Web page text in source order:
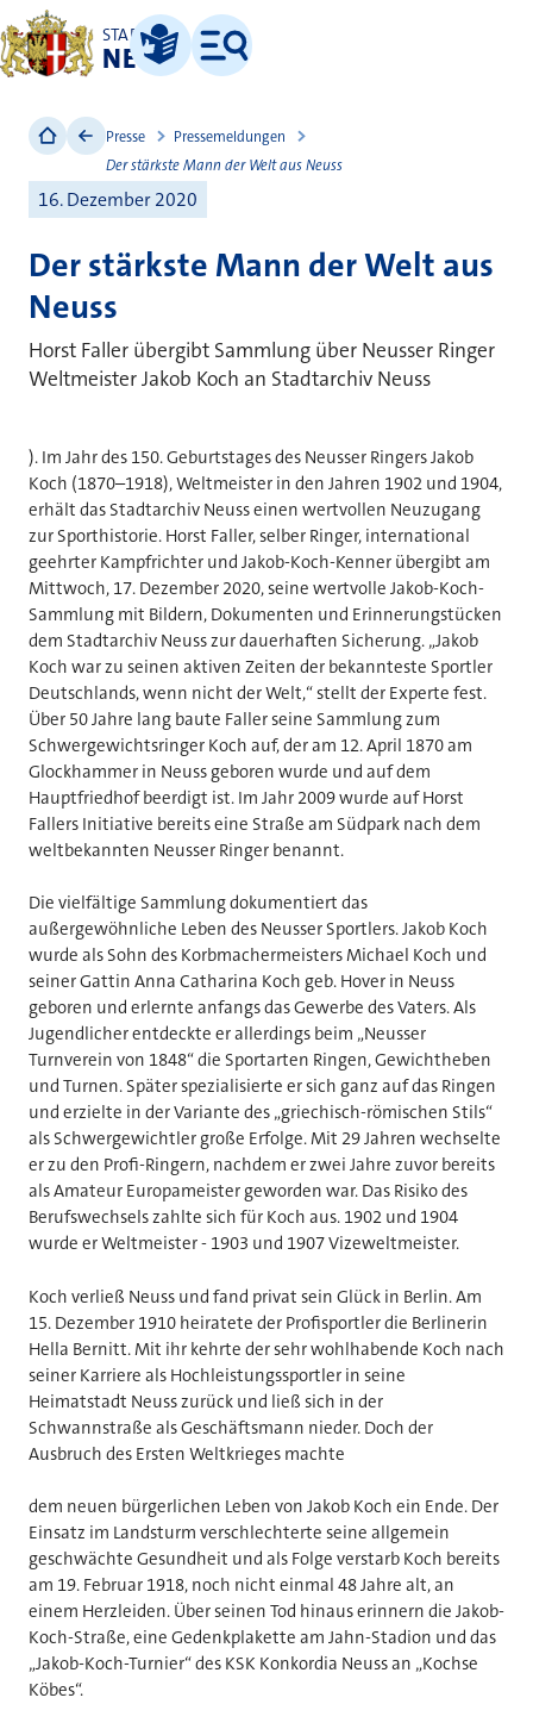
STADT
NEUSS
Leichte Sprache
Menü
Presse
Pressemeldungen
Der stärkste Mann der Welt aus Neuss
16. Dezember 2020
Der stärkste Mann der Welt aus
Neuss
Horst Faller übergibt Sammlung über Neusser Ringer
Weltmeister Jakob Koch an Stadtarchiv Neuss
). Im Jahr des 150. Geburtstages des Neusser Ringers Jakob
Koch (1870–1918), Weltmeister in den Jahren 1902 und 1904,
erhält das Stadtarchiv Neuss einen wertvollen Neuzugang
zur Sporthistorie. Horst Faller, selber Ringer, international
geehrter Kampfrichter und Jakob-Koch-Kenner übergibt am
Mittwoch, 17. Dezember 2020, seine wertvolle Jakob-Koch-
Sammlung mit Bildern, Dokumenten und Erinnerungstücken
dem Stadtarchiv Neuss zur dauerhaften Sicherung. „Jakob
Koch war zu seinen aktiven Zeiten der bekannteste Sportler
Deutschlands, wenn nicht der Welt,“ stellt der Experte fest.
Über 50 Jahre lang baute Faller seine Sammlung zum
Schwergewichtsringer Koch auf, der am 12. April 1870 am
Glockhammer in Neuss geboren wurde und auf dem
Hauptfriedhof beerdigt ist. Im Jahr 2009 wurde auf Horst
Fallers Initiative bereits eine Straße am Südpark nach dem
weltbekannten Neusser Ringer benannt.
Die vielfältige Sammlung dokumentiert das
außergewöhnliche Leben des Neusser Sportlers. Jakob Koch
wurde als Sohn des Korbmachermeisters Michael Koch und
seiner Gattin Anna Catharina Koch geb. Hover in Neuss
geboren und erlernte anfangs das Gewerbe des Vaters. Als
Jugendlicher entdeckte er allerdings beim „Neusser
Turnverein von 1848“ die Sportarten Ringen, Gewichtheben
und Turnen. Später spezialisierte er sich ganz auf das Ringen
und erzielte in der Variante des „griechisch-römischen Stils“
als Schwergewichtler große Erfolge. Mit 29 Jahren wechselte
er zu den Profi-Ringern, nachdem er zwei Jahre zuvor bereits
als Amateur Europameister geworden war. Das Risiko des
Berufswechsels zahlte sich für Koch aus. 1902 und 1904
wurde er Weltmeister - 1903 und 1907 Vizeweltmeister.
Koch verließ Neuss und fand privat sein Glück in Berlin. Am
15. Dezember 1910 heiratete der Profisportler die Berlinerin
Hella Bernitt. Mit ihr kehrte der sehr wohlhabende Koch nach
seiner Karriere als Hochleistungssportler in seine
Heimatstadt Neuss zurück und ließ sich in der
Schwannstraße als Geschäftsmann nieder. Doch der
Ausbruch des Ersten Weltkrieges machte
dem neuen bürgerlichen Leben von Jakob Koch ein Ende. Der
Einsatz im Landsturm verschlechterte seine allgemein
geschwächte Gesundheit und als Folge verstarb Koch bereits
am 19. Februar 1918, noch nicht einmal 48 Jahre alt, an
einem Herzleiden. Über seinen Tod hinaus erinnern die Jakob-
Koch-Straße, eine Gedenkplakette am Jahn-Stadion und das
„Jakob-Koch-Turnier“ des KSK Konkordia Neuss an „Kochse
Köbes“.